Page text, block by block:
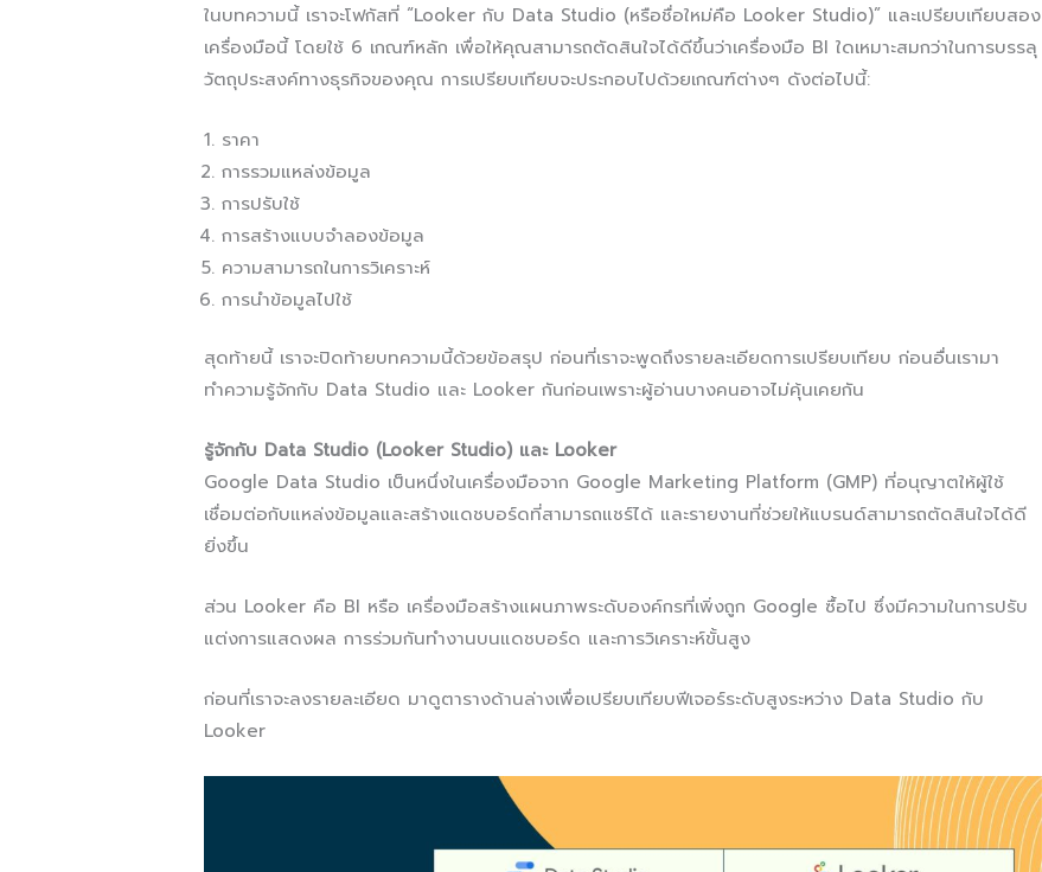
ในบทความนี้ เราจะโฟกัสที่ “Looker กับ Data Studio (หรือชื่อใหม่คือ Looker Studio)” และเปรียบเทียบสอง
เครื่องมือนี้ โดยใช้ 6 เกณฑ์หลัก เพื่อให้คุณสามารถตัดสินใจได้ดีขึ้นว่าเครื่องมือ BI ใดเหมาะสมกว่าในการบรรลุ
วัตถุประสงค์ทางธุรกิจของคุณ การเปรียบเทียบจะประกอบไปด้วยเกณฑ์ต่างๆ ดังต่อไปนี้:
ราคา
การรวมแหล่งข้อมูล
การปรับใช้
การสร้างแบบจำลองข้อมูล
ความสามารถในการวิเคราะห์
การนำข้อมูลไปใช้
สุดท้ายนี้ เราจะปิดท้ายบทความนี้ด้วยข้อสรุป ก่อนที่เราจะพูดถึงรายละเอียดการเปรียบเทียบ ก่อนอื่นเรามา
ทำความรู้จักกับ Data Studio และ Looker กันก่อนเพราะผู้อ่านบางคนอาจไม่คุ้นเคยกัน
รู้จักกับ Data Studio (Looker Studio) และ Looker
Google Data Studio เป็นหนึ่งในเครื่องมือจาก Google Marketing Platform (GMP) ที่อนุญาตให้ผู้ใช้
เชื่อมต่อกับแหล่งข้อมูลและสร้างแดชบอร์ดที่สามารถแชร์ได้ และรายงานที่ช่วยให้แบรนด์สามารถตัดสินใจได้ดี
ยิ่งขึ้น
ส่วน Looker คือ BI หรือ เครื่องมือสร้างแผนภาพระดับองค์กรที่เพิ่งถูก Google ซื้อไป ซึ่งมีความในการปรับ
แต่งการแสดงผล การร่วมกันทำงานบนแดชบอร์ด และการวิเคราะห์ขั้นสูง
ก่อนที่เราจะลงรายละเอียด มาดูตารางด้านล่างเพื่อเปรียบเทียบฟีเจอร์ระดับสูงระหว่าง Data Studio กับ
Looker